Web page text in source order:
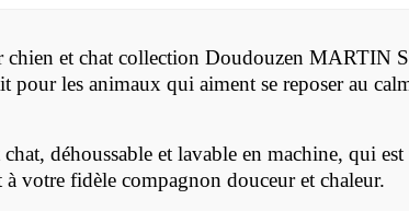
chien et chat collection Doudouzen MARTIN
pour les animaux qui aiment se reposer au
déhoussable et lavable en machine, qui est
votre fidèle compagnon douceur et chaleur.